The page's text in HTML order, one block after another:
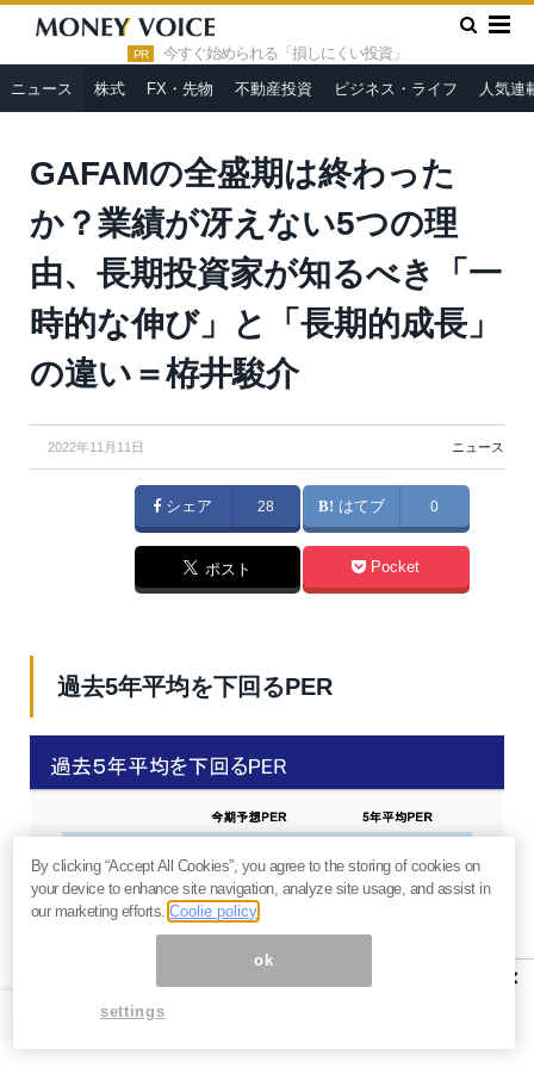
PR 今すぐ始められる「損しにくい投資」
ニュース 株式 FX・先物 不動産投資 ビジネス・ライフ 人気連
HOME » ニュース »
GAFAMの全盛期は終わったか？業績が冴
えない5つの理由、長期投資家が知るべき「一時的な伸び」と「長期
GAFAMの全盛期は終わった
か？業績が冴えない5つの理
由、長期投資家が知るべき「一
時的な伸び」と「長期的成長」
の違い＝栫井駿介
2022年11月11日 ニュース
シェア 28 はてブ 0
ポスト Pocket
過去5年平均を下回るPER
さてこのGAFAMのPERが、今どうなのか？
×
By clicking “Accept All Cookies”, you agree to the storing of cookies on
your device to enhance site navigation, analyze site usage, and assist in
our marketing efforts.Coolie policy
ok
settings